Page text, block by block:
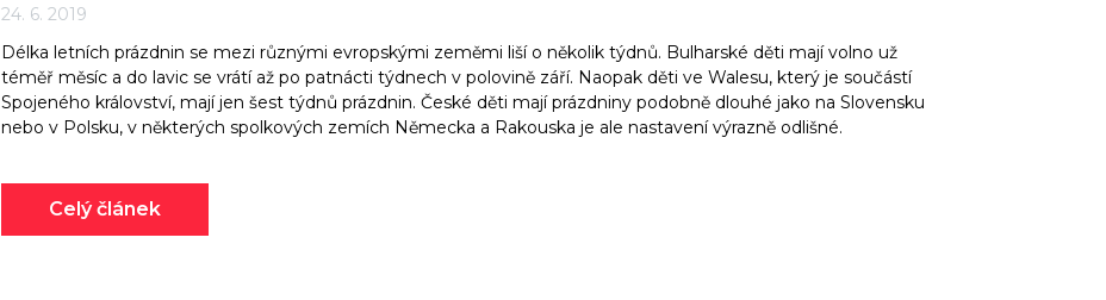
24. 6. 2019
Délka letních prázdnin se mezi různými evropskými zeměmi liší o několik týdnů. Bulharské děti mají volno už
téměř měsíc a do lavic se vrátí až po patnácti týdnech v polovině září. Naopak děti ve Walesu, který je součástí
Spojeného království, mají jen šest týdnů prázdnin. České děti mají prázdniny podobně dlouhé jako na Slovensku
nebo v Polsku, v některých spolkových zemích Německa a Rakouska je ale nastavení výrazně odlišné.
Celý článek